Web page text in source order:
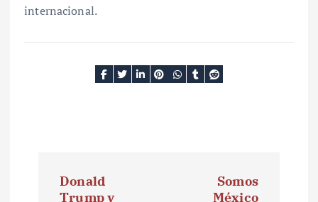
internacional.
Donald
Trump y
Somos
México